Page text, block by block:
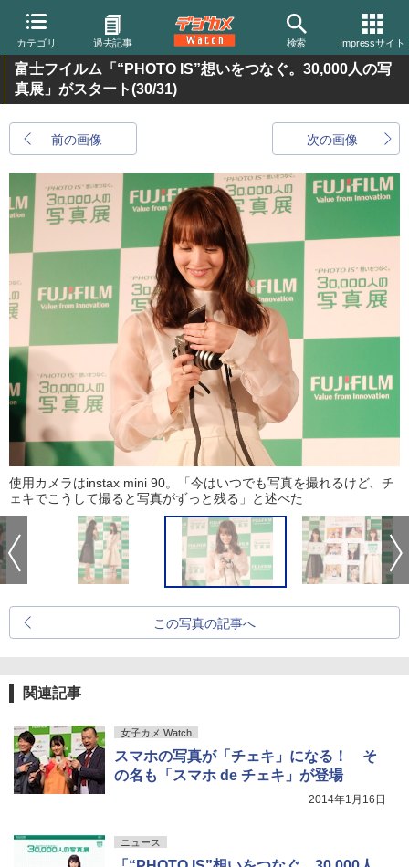
カテゴリ 過去記事 検索 Impressサイト
富士フイルム「“PHOTO IS”想いをつなぐ。30,000人の写
真展」がスタート(30/31)
前の画像 次の画像
使用カメラはinstax mini 90。「今はいつでも写真を撮れるけど、チ
ェキでこうして撮ると写真がずっと残る」と述べた
この写真の記事へ
関連記事
女子カメ Watch
スマホの写真が「チェキ」になる！ そ
の名も「スマホ de チェキ」が登場
2014年1月16日
ニュース